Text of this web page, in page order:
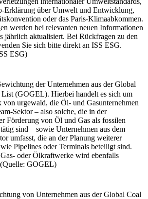
Erklärung über Umwelt und Entwicklung,
oder das Paris-Klimaabkommen.
werden bei relevanten neuen Informationen
jährlich aktualisiert. Bei Rückfragen zu den
Sie sich bitte direkt an ISS ESG.
ESG)
der Unternehmen aus der Global
(GOGEL). Hierbei handelt es sich um
von urgewald, die Öl- und Gasunternehmen
Sektor – also solche, die in der
Förderung von Öl und Gas als fossilen
sind – sowie Unternehmen aus dem
umfasst, die an der Planung weiterer
Pipelines oder Terminals beteiligt sind.
oder Ölkraftwerke wird ebenfalls
GOGEL)
von Unternehmen aus der Global Coal